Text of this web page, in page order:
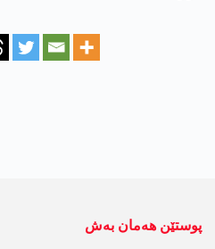
پوستێن ھەمان بەش